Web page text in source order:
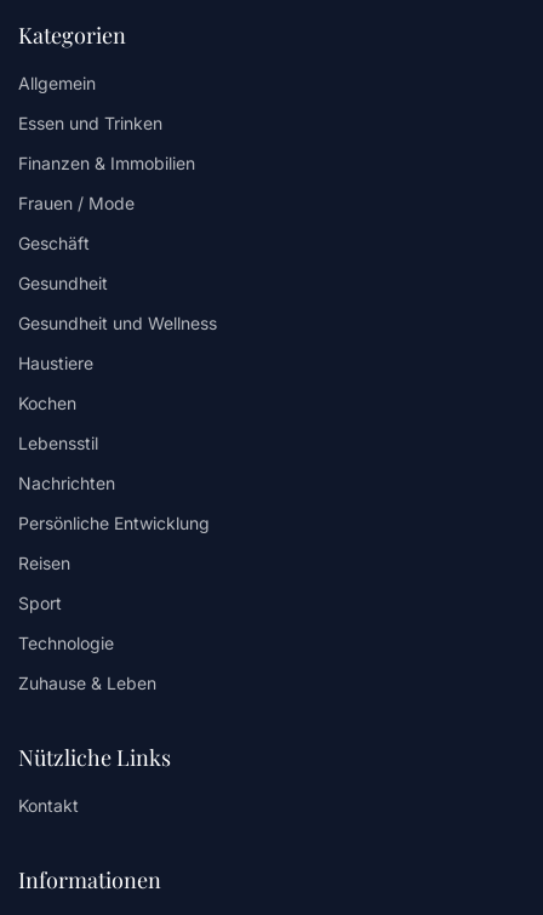
Kategorien
Allgemein
Essen und Trinken
Finanzen & Immobilien
Frauen / Mode
Geschäft
Gesundheit
Gesundheit und Wellness
Haustiere
Kochen
Lebensstil
Nachrichten
Persönliche Entwicklung
Reisen
Sport
Technologie
Zuhause & Leben
Nützliche Links
Kontakt
Informationen